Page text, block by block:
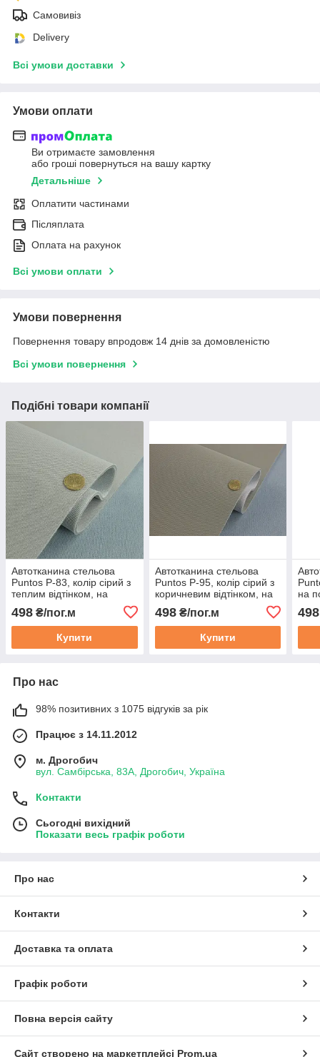
Самовивіз
Delivery
Всі умови доставки
Умови оплати
Ви отримаєте замовлення
або гроші повернуться на вашу картку
Детальніше
Оплатити частинами
Післяплата
Оплата на рахунок
Всі умови оплати
Умови повернення
Повернення товару впродовж 14 днів за домовленістю
Всі умови повернення
Подібні товари компанії
Автотканина стельова
Puntos P-83, колір сірий з
теплим відтінком, на
поролоні з сіткою, товщ.
4мм, шир. 1.70 м,
Туреччина
498 ₴/пог.м
Купити
Автотканина стельова
Puntos P-95, колір сірий з
коричневим відтінком, на
поролоні з сіткою, товщ.
4мм, шир. 1.70 м,
Туреччина
498₴/пог.м
Купити
на
498
Про нас
98% позитивних з 1075 відгуків за рік
Працює з 14.11.2012
м. Дрогобич
вул. Самбірська, 83А, Дрогобич, Україна
Контакти
Сьогодні вихідний
Показати весь графік роботи
Про нас
Контакти
Доставка та оплата
Графік роботи
Повна версія сайту
Сайт створено на маркетплейсі Prom.ua